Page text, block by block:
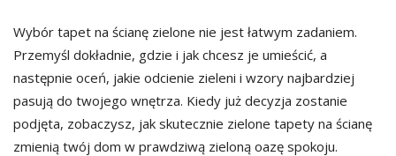
Wybór tapet na ścianę zielone nie jest łatwym zadaniem.
Przemyśl dokładnie, gdzie i jak chcesz je umieścić, a
następnie oceń, jakie odcienie zieleni i wzory najbardziej
pasują do twojego wnętrza. Kiedy już decyzja zostanie
podjęta, zobaczysz, jak skutecznie zielone tapety na ścianę
zmienią twój dom w prawdziwą zieloną oazę spokoju.